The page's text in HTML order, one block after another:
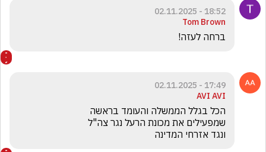
18:52 - 02.11.2025
Tom Brown
ברחה לעזה!
17:49 - 02.11.2025
AVI AVI
ונגד אזרחי המדינה